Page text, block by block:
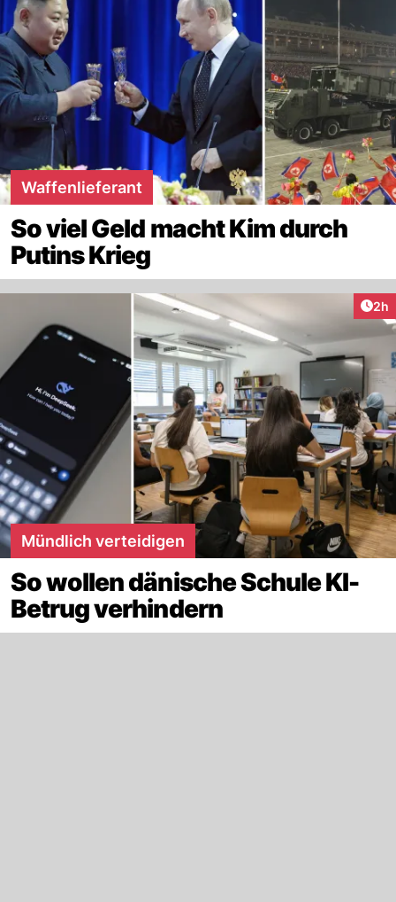
Waffenlieferant
So viel Geld macht Kim durch
Putins Krieg
2h
Mündlich verteidigen
So wollen dänische Schule KI-
Betrug verhindern